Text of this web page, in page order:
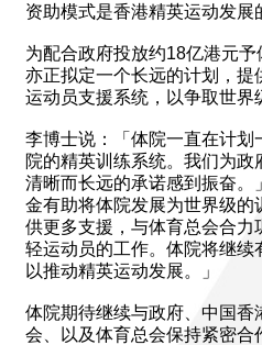
资助模式是香港精英运动发展
为配合政府投放约18亿港元
亦正拟定一个长远的计划，提
运动员支援系统，以争取世界
李博士说：「体院一直在计
院的精英训练系统。我们为政
清晰而长远的承诺感到振奋。
金有助将体院发展为世界级的
供更多支援，与体育总会合
轻运动员的工作。体院将继续
以推动精英运动发展。」
体院期待继续与政府、中国香
会、以及体育总会保持紧密